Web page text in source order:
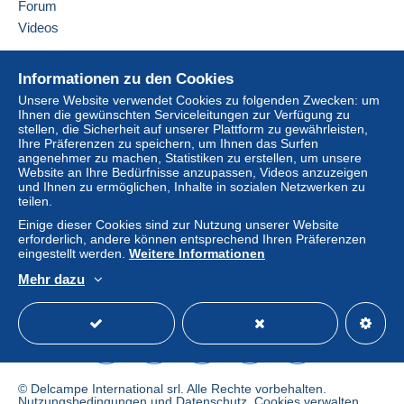
Kauf kann Konsequenzen für das Konto des
Käufers nach sich ziehen.
Klauseln enthalten, die sich auf die Zahlung
beziehen, sind diese Klauseln als nichtig zu
betrachten. Es gelten ausschließlich die
Zahlungsbedingungen der Delcampe-Website, wie
sie in den Nutzungsbedingungen definiert sind.
Käufe müssen, nachdem der Verkäufer die
Tagenbezahlt werden.
POSSIBILTE d'ENVOI GROUPE dans LE DELAI DE 15 jours
Envoi en suivi à partir de 10e d'achat (idem étranger,
sauf si demande contraire de la part de l'acheteur. A ce
moment là, si perte, cela restera à la charge de
l'acheteur)
Informationen zu den Cookies
Unsere Website verwendet Cookies zu folgenden Zwecken: um
Ihnen die gewünschten Serviceleitungen zur Verfügung zu
stellen, die Sicherheit auf unserer Plattform zu gewährleisten,
Ihre Präferenzen zu speichern, um Ihnen das Surfen
angenehmer zu machen, Statistiken zu erstellen, um unsere
Website an Ihre Bedürfnisse anzupassen, Videos anzuzeigen
und Ihnen zu ermöglichen, Inhalte in sozialen Netzwerken zu
teilen.
Einige dieser Cookies sind zur Nutzung unserer Website
erforderlich, andere können entsprechend Ihren Präferenzen
eingestellt werden. Weitere Informationen
Mehr dazu
Forum
Videos
Online-Hilfe
Auf Delcampe kaufen
Auf Delcampe verkaufen
Eine sichere Website
© Delcampe International srl. Alle Rechte vorbehalten.